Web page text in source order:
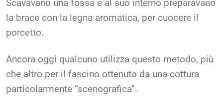
la brace con la legna aromatica, per cuocere il
porcetto.
Ancora oggi qualcuno utilizza questo metodo, più
che altro per il fascino ottenuto da una cottura
particolarmente “scenografica”.